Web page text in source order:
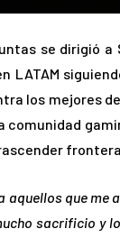
se dirigió
LATAM
los mejores
comunidad
aquellos que me
sacrificio y